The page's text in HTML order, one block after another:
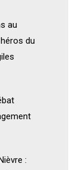
au
du
: